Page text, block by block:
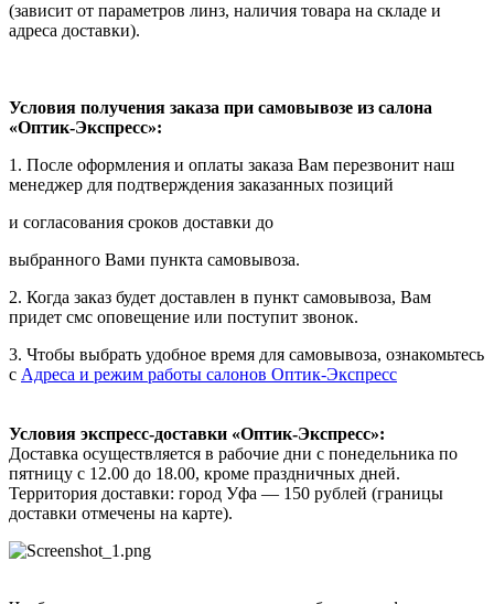
(зависит от параметров линз, наличия товара на складе и
адреса доставки).
Условия получения заказа при самовывозе из салона
«Оптик-Экспресс»:
1. После оформления и оплаты заказа Вам перезвонит наш
менеджер для подтверждения заказанных позиций
и согласования сроков доставки до
выбранного Вами пункта самовывоза.
2. Когда заказ будет доставлен в пункт самовывоза, Вам
придет смс оповещение или поступит звонок.
3. Чтобы выбрать удобное время для самовывоза, ознакомьтесь
с Адреса и режим работы салонов Оптик-Экспресс
Условия экспресс-доставки «Оптик-Экспресс»:
Доставка осуществляется в рабочие дни с понедельника по
пятницу с 12.00 до 18.00, кроме праздничных дней.
Территория доставки: город Уфа — 150 рублей (границы
доставки отмечены на карте).